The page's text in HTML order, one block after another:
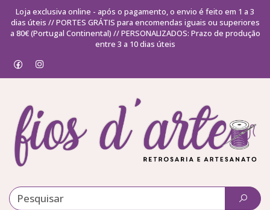
Loja exclusiva online - após o pagamento, o envio é feito em 1 a 3
dias úteis // PORTES GRÁTIS para encomendas iguais ou superiores
a 80€ (Portugal Continental) // PERSONALIZADOS: Prazo de produção
entre 3 a 10 dias úteis